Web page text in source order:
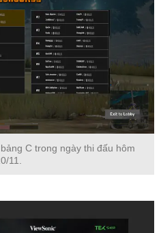
C trong ngày thi đấu hôm
11.